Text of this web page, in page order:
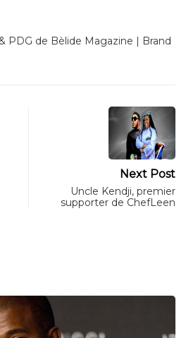
PDG de Bèlide Magazine | Brand
Next Post
Uncle Kendji, premier
supporter de ChefLeen